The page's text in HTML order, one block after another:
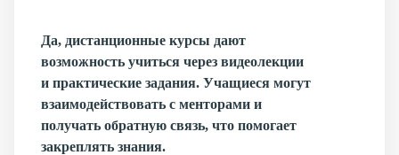
Да, дистанционные курсы дают
возможность учиться через видеолекции
и практические задания. Учащиеся могут
взаимодействовать с менторами и
получать обратную связь, что помогает
закреплять знания.